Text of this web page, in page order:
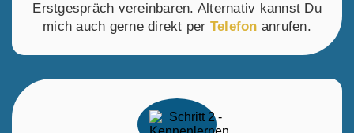
Erstgespräch vereinbaren. Alternativ kannst Du
mich auch gerne direkt per Telefon anrufen.